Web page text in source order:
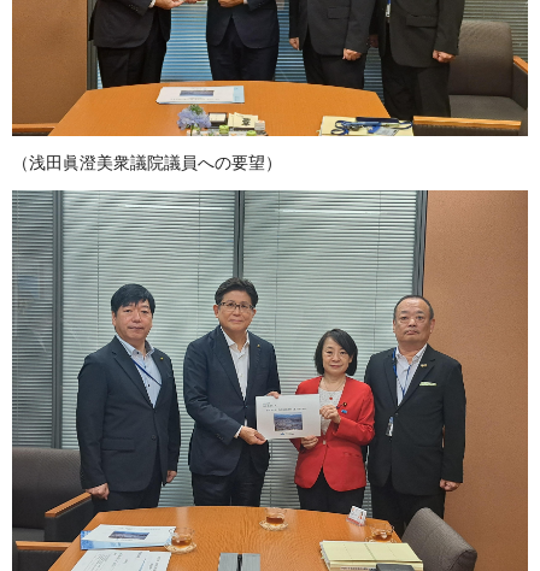
（浅田眞澄美衆議院議員への要望）